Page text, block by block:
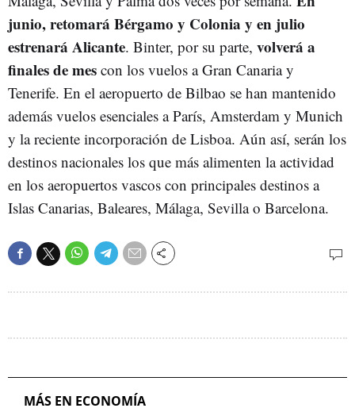
junio, retomará Bérgamo y Colonia y en julio
estrenará Alicante. Binter, por su parte, volverá a
finales de mes con los vuelos a Gran Canaria y
Tenerife. En el aeropuerto de Bilbao se han mantenido
además vuelos esenciales a París, Amsterdam y Munich
y la reciente incorporación de Lisboa. Aún así, serán los
destinos nacionales los que más alimenten la actividad
en los aeropuertos vascos con principales destinos a
Islas Canarias, Baleares, Málaga, Sevilla o Barcelona.
MÁS EN ECONOMÍA